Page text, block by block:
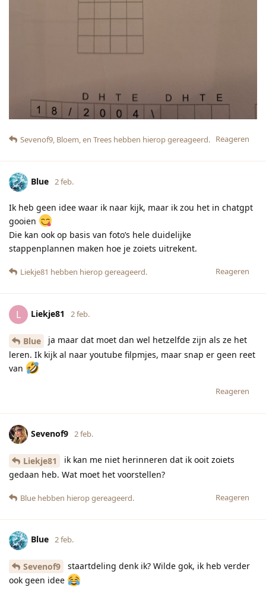
Reageren
Sevenof9, Bloem, en Trees hebben hierop gereageerd.
Blue 2 feb.
Ik heb geen idee waar ik naar kijk, maar ik zou het in chatgpt
gooien
Die kan ook op basis van foto’s hele duidelijke
stappenplannen maken hoe je zoiets uitrekent.
Reageren
Liekje81 hebben hierop gereageerd.
L Liekje81 2 feb.
Blue
ja maar dat moet dan wel hetzelfde zijn als ze het
leren. Ik kijk al naar youtube filpmjes, maar snap er geen reet
van
Reageren
Sevenof9 2 feb.
Liekje81
ik kan me niet herinneren dat ik ooit zoiets
gedaan heb. Wat moet het voorstellen?
Reageren
Blue hebben hierop gereageerd.
Blue 2 feb.
Sevenof9
staartdeling denk ik? Wilde gok, ik heb verder
ook geen idee